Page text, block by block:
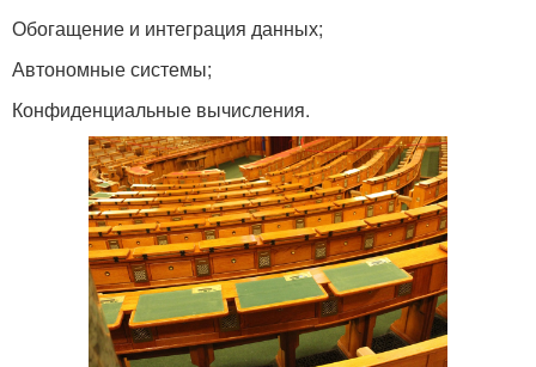
Обогащение и интеграция данных;
Автономные системы;
Конфиденциальные вычисления.